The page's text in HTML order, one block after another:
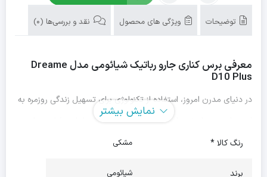
کناری
جارو
Dreame
توضیحات ویژگی های محصول نقد و بررسی‌ها (0)
معرفی برس کناری جارو رباتیک شیائومی مدل Dreame
D10 Plus
در دنیای مدرن امروز، استفاده از تکنولوژی برای تسهیل زندگی روزمره به
امری رایج تبدیل شده است. جاروهای رباتیک یکی از این فناوری‌ها
هستند که به طور ویژه‌ای در پاکسازی محیط‌های مختلف به کمک
نمایش بیشتر
رنگ کالا * مشکی
برند شیائومی